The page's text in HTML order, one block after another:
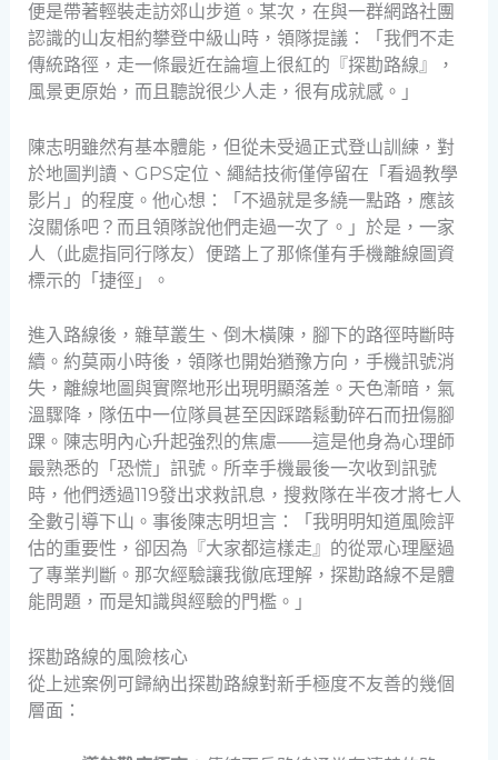
便是帶著輕裝走訪郊山步道。某次，在與一群網路社團
認識的山友相約攀登中級山時，領隊提議：「我們不走
傳統路徑，走一條最近在論壇上很紅的『探勘路線』，
風景更原始，而且聽說很少人走，很有成就感。」
陳志明雖然有基本體能，但從未受過正式登山訓練，對
於地圖判讀、GPS定位、繩結技術僅停留在「看過教學
影片」的程度。他心想：「不過就是多繞一點路，應該
沒關係吧？而且領隊說他們走過一次了。」於是，一家
人（此處指同行隊友）便踏上了那條僅有手機離線圖資
標示的「捷徑」。
進入路線後，雜草叢生、倒木橫陳，腳下的路徑時斷時
續。約莫兩小時後，領隊也開始猶豫方向，手機訊號消
失，離線地圖與實際地形出現明顯落差。天色漸暗，氣
溫驟降，隊伍中一位隊員甚至因踩踏鬆動碎石而扭傷腳
踝。陳志明內心升起強烈的焦慮——這是他身為心理師
最熟悉的「恐慌」訊號。所幸手機最後一次收到訊號
時，他們透過119發出求救訊息，搜救隊在半夜才將七人
全數引導下山。事後陳志明坦言：「我明明知道風險評
估的重要性，卻因為『大家都這樣走』的從眾心理壓過
了專業判斷。那次經驗讓我徹底理解，探勘路線不是體
能問題，而是知識與經驗的門檻。」
探勘路線的風險核心
從上述案例可歸納出探勘路線對新手極度不友善的幾個
層面：